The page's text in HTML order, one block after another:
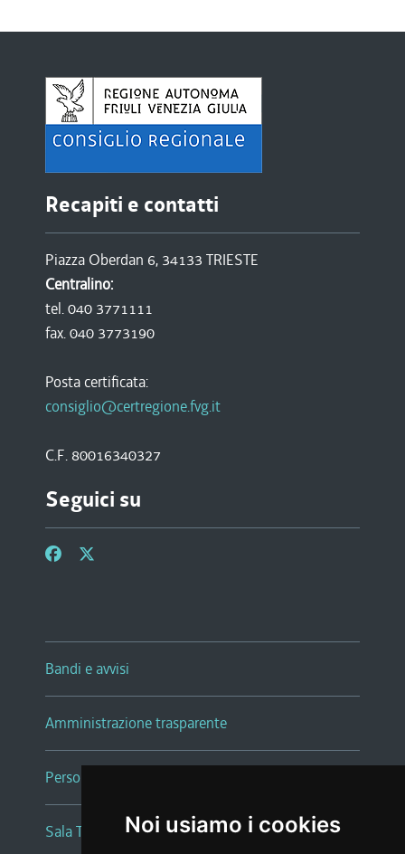
Noi usiamo i cookies
Recapiti e contatti
Piazza Oberdan 6, 34133 TRIESTE
Centralino:
tel. 040 3771111
fax. 040 3773190
Posta certificata:
consiglio@certregione.fvg.it
C.F. 80016340327
Seguici su
Bandi e avvisi
Amministrazione trasparente
Persone e Uffici
Sala Tiziano Tessitori